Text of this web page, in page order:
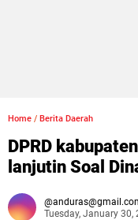
Home / Berita Daerah
DPRD
lanjutin Soal
Tuesday, January 30,